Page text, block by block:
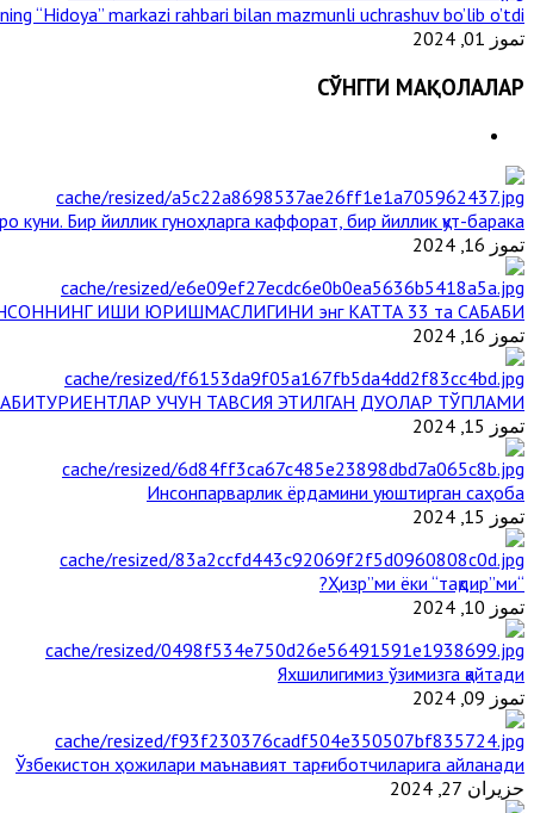
“Hidoya” markazi rahbari bilan mazmunli uchrashuv bo’lib o’tdi
تموز 01, 2024
СЎНГГИ МАҚОЛАЛАР
куни. Бир йиллик гуноҳларга каффорат, бир йиллик қут-барака
تموز 16, 2024
ИШИ ЮРИШМАСЛИГИНИ энг КАТТА 33 та САБАБИ
تموز 16, 2024
АБИТУРИЕНТЛАР УЧУН ТАВСИЯ ЭТИЛГАН ДУОЛАР ТЎПЛАМИ
تموز 15, 2024
Инсонпарварлик ёрдамини уюштирган саҳоба
تموز 15, 2024
“Ҳизр”ми ёки “тақдир”ми?
تموز 10, 2024
Яхшилигимиз ўзимизга қайтади
تموز 09, 2024
Ўзбекистон ҳожилари маънавият тарғиботчиларига айланади
حزيران 27, 2024